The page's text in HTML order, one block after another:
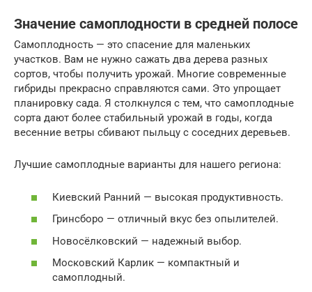
Значение самоплодности в средней полосе
Самоплодность — это спасение для маленьких
участков. Вам не нужно сажать два дерева разных
сортов, чтобы получить урожай. Многие современные
гибриды прекрасно справляются сами. Это упрощает
планировку сада. Я столкнулся с тем, что самоплодные
сорта дают более стабильный урожай в годы, когда
весенние ветры сбивают пыльцу с соседних деревьев.
Лучшие самоплодные варианты для нашего региона:
Киевский Ранний — высокая продуктивность.
Гринсборо — отличный вкус без опылителей.
Новосёлковский — надежный выбор.
Московский Карлик — компактный и
самоплодный.